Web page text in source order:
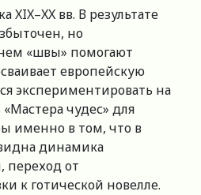
XIX–XX вв. В результате
но
«швы» помогают
европейскую
экспериментировать на
чудес» для
именно в том, что в
динамика
переход от
к готической новелле.